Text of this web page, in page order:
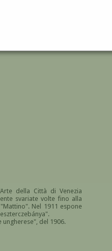
della Città di Venezia
svariate volte fino alla
Nel 1911 espone
ungherese", del 1906.